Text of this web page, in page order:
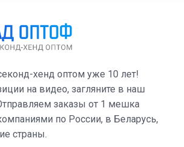
хенд оптом уже 10 лет!
на видео, загляните в наш
заказы от 1 мешка
по России, в Беларусь,
страны.